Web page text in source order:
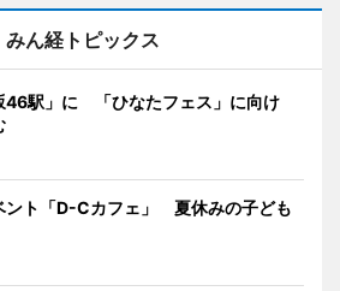
みん経トピックス
46駅」に 「ひなたフェス」に向け
ント「D-Cカフェ」 夏休みの子ども